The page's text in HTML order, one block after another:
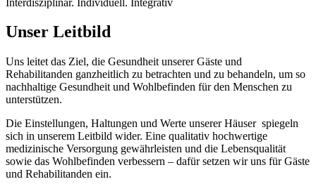
Unser Leitbild
Uns leitet das Ziel, die Gesundheit unserer Gäste und
Rehabilitanden ganzheitlich zu betrachten und zu behandeln, um so
nachhaltige Gesundheit und Wohlbefinden für den Menschen zu
unterstützen.
Die Einstellungen, Haltungen und Werte unserer Häuser spiegeln
sich in unserem Leitbild wider. Eine qualitativ hochwertige
medizinische Versorgung gewährleisten und die Lebensqualität
sowie das Wohlbefinden verbessern – dafür setzen wir uns für Gäste
und Rehabilitanden ein.